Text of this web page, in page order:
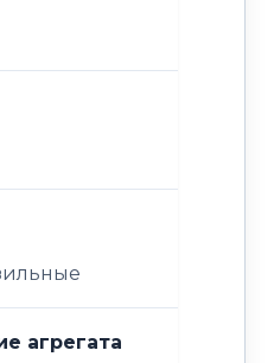
агрегата